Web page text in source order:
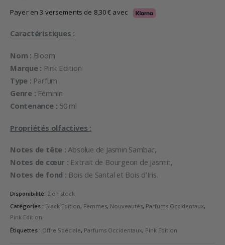
Payer en 3 versements de 8,30€ avec
Caractéristiques :
Nom : Bloom
Marque : Pink Edition
Type : Parfum
Genre : Féminin
Contenance : 50 ml
Propriétés olfactives :
Notes de tête : Absolue de Jasmin Sambac,
Notes de cœur : Extrait de Bourgeon de Jasmin,
Notes de fond : Bois de Santal et Bois d’Iris.
Disponibilité: 2 en stock
Catégories : Black Edition, Femmes, Nouveautés, Parfums Occidentaux,
Pink Edition
Étiquettes : Offre Spéciale, Parfums Occidentaux, Pink Edition